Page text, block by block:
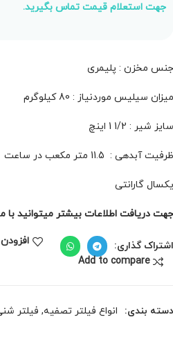
جهت استعلام قیمت تماس بگیرید.
مخزن : پلیمری
سیلیس موردنیاز : 80 کیلوگرم
شیر : 1/2 1 اینچ
آبدهی : 11.5 متر مکعب در ساعت
گارانتی
دریافت اطلاعات بیشتر میتوانید با
گذاری:
Add to compare
بندی: انواع فیلتر تصفیه, فیلتر